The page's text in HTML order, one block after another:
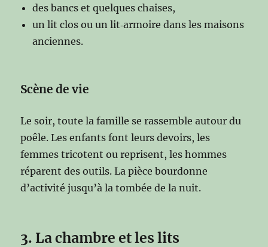
des bancs et quelques chaises,
un lit clos ou un lit‑armoire dans les maisons
anciennes.
Scène de vie
Le soir, toute la famille se rassemble autour du
poêle. Les enfants font leurs devoirs, les
femmes tricotent ou reprisent, les hommes
réparent des outils. La pièce bourdonne
d’activité jusqu’à la tombée de la nuit.
3. La chambre et les lits